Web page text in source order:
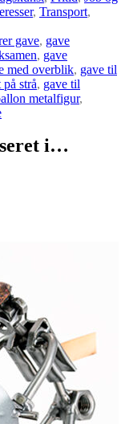
, Transport,
gave, gave
, gave
med overblik, gave til
strå, gave til
metalfigur,
i…